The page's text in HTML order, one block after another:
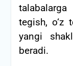
tegish, o‘z
yangi
beradi.